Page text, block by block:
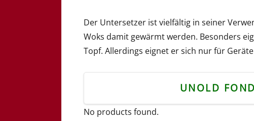
Der Untersetzer ist vielfältig in seiner
Woks damit gewärmt werden. Besonders
Topf. Allerdings eignet er sich nur für
UNOLD
No products found.